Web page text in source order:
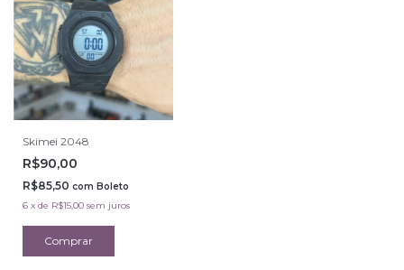
Skimei 2048
R$90,00
R$85,50 com Boleto
6 x de R$15,00 sem juros